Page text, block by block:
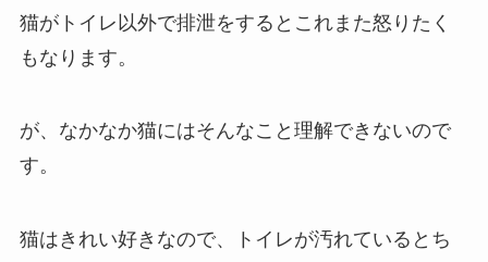
猫がトイレ以外で排泄をするとこれまた怒りたく
もなります。
が、なかなか猫にはそんなこと理解できないので
す。
猫はきれい好きなので、トイレが汚れているとち